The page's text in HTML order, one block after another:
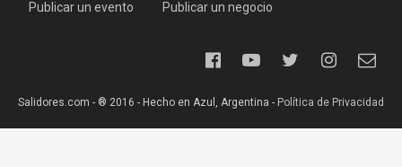
Publicar un evento Publicar un negocio
Salidores.com - ® 2016 - Hecho en Azul, Argentina - Política de Privacidad